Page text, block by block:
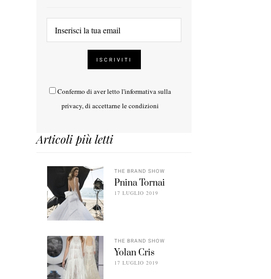
Confermo di aver letto l'informativa sulla
privacy, di accettarne le condizioni
Articoli più letti
THE BRAND SHOW
Pnina Tornai
17 LUGLIO 2019
THE BRAND SHOW
Yolan Cris
17 LUGLIO 2019